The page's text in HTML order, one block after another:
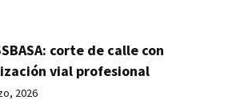
corte de calle con
vial profesional
2026